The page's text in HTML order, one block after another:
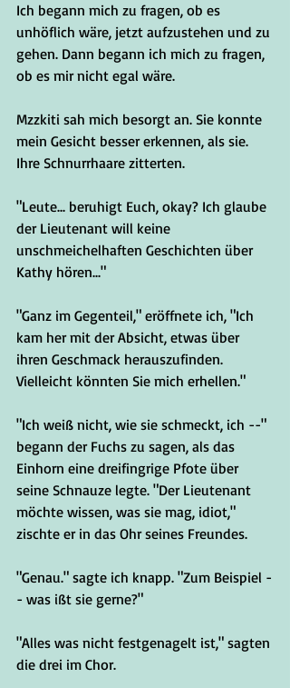
Ich begann mich zu fragen, ob es
unhöflich wäre, jetzt aufzustehen und zu
gehen. Dann begann ich mich zu fragen,
ob es mir nicht egal wäre.
Mzzkiti sah mich besorgt an. Sie konnte
mein Gesicht besser erkennen, als sie.
Ihre Schnurrhaare zitterten.
"Leute... beruhigt Euch, okay? Ich glaube
der Lieutenant will keine
unschmeichelhaften Geschichten über
Kathy hören..."
"Ganz im Gegenteil," eröffnete ich, "Ich
kam her mit der Absicht, etwas über
ihren Geschmack herauszufinden.
Vielleicht könnten Sie mich erhellen."
"Ich weiß nicht, wie sie schmeckt, ich --"
begann der Fuchs zu sagen, als das
Einhorn eine dreifingrige Pfote über
seine Schnauze legte. "Der Lieutenant
möchte wissen, was sie mag, idiot,"
zischte er in das Ohr seines Freundes.
"Genau." sagte ich knapp. "Zum Beispiel -
- was ißt sie gerne?"
"Alles was nicht festgenagelt ist," sagten
die drei im Chor.